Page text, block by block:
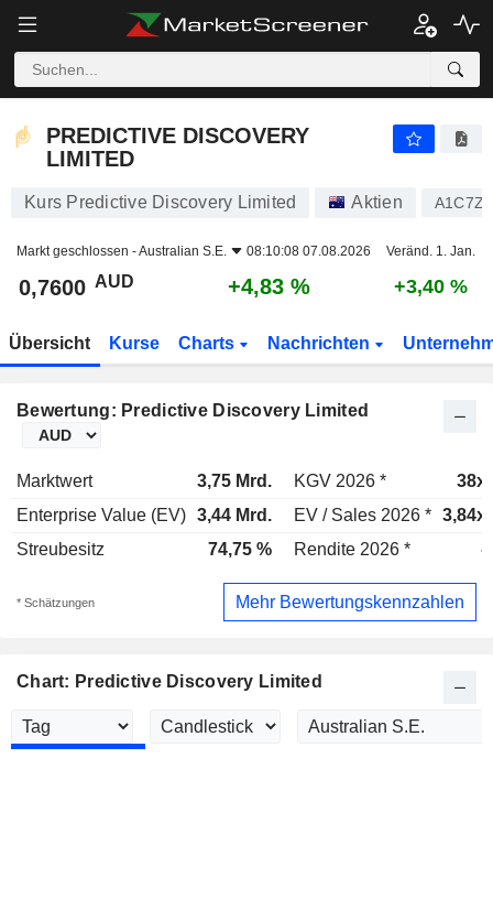
PREDICTIVE DISCOVERY
LIMITED
Kurs Predictive Discovery Limited Aktien
Markt geschlossen -Australian S.E. 08:10:08 07.08.2026 Veränd. 1. Jan.
0,7600 AUD +4,83 % +3,40 %
Übersicht Kurse Charts Nachrichten
Bewertung: Predictive Discovery Limited
Marktwert 3,75 Mrd. KGV 2026 *
38x
Enterprise Value (EV) 3,44 Mrd. EV / Sales 2026 * 3,84x
Streubesitz
74,75 % Rendite 2026 * -
* Schätzungen Mehr Bewertungskennzahlen
Chart: Predictive Discovery Limited